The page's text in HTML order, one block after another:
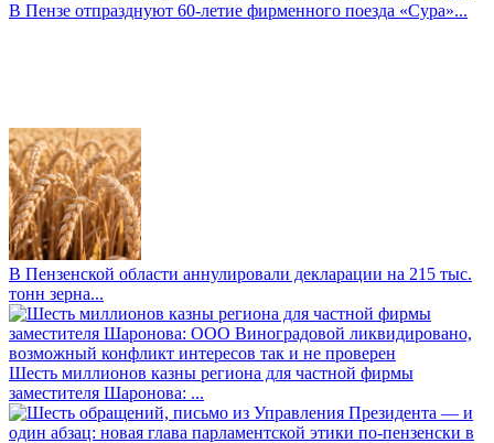
В Пензе отпразднуют 60-летие фирменного поезда «Сура»...
В Пензенской области аннулировали декларации на 215 тыс.
тонн зерна...
Шесть миллионов казны региона для частной фирмы
заместителя Шаронова: ...